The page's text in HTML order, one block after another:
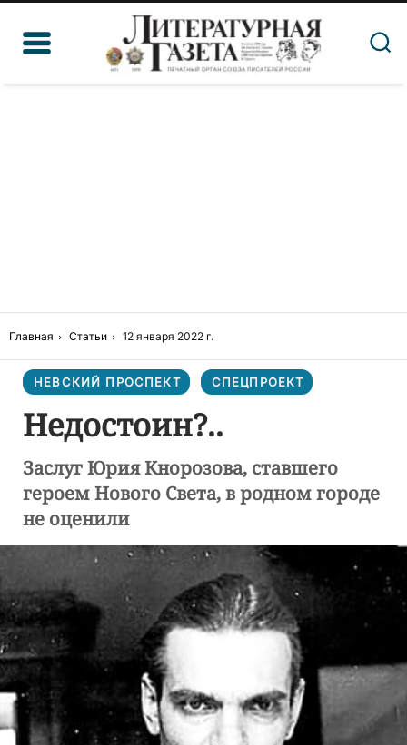
Главная Статьи 12 января 2022 г.
НЕВСКИЙ ПРОСПЕКТ СПЕЦПРОЕКТ
Недостоин?..
Заслуг Юрия Кнорозова, ставшего
героем Нового Света, в родном городе
не оценили